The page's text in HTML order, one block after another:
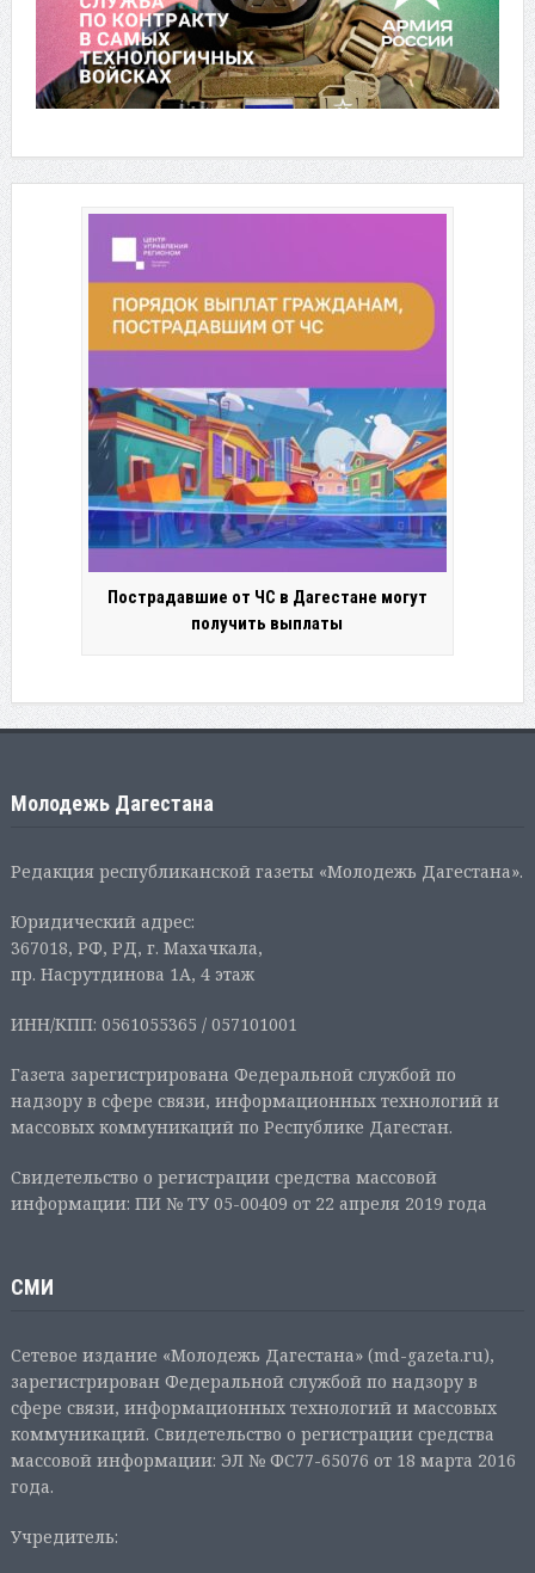
Пострадавшие от ЧС в Дагестане могут
получить выплаты
Молодежь Дагестана
Редакция республиканской газеты «Молодежь Дагестана».
Юридический адрес:
367018, РФ, РД, г. Махачкала,
пр. Насрутдинова 1А, 4 этаж
ИНН/КПП: 0561055365 / 057101001
Газета зарегистрирована Федеральной службой по
надзору в сфере связи, информационных технологий и
массовых коммуникаций по Республике Дагестан.
Свидетельство о регистрации средства массовой
информации: ПИ № ТУ 05-00409 от 22 апреля 2019 года
СМИ
Сетевое издание «Молодежь Дагестана» (md-gazeta.ru),
зарегистрирован Федеральной службой по надзору в
сфере связи, информационных технологий и массовых
коммуникаций. Свидетельство о регистрации средства
массовой информации: ЭЛ № ФС77-65076 от 18 марта 2016
года.
Учредитель: